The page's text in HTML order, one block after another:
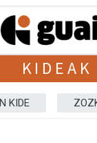
KIDEAK
KIDE